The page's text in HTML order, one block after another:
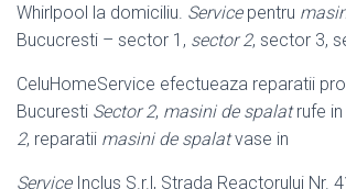
Whirlpool la domiciliu. Servicepentru
Bucucresti – sector 1, sector 2, sector 3,
CeluHomeService efectueaza reparatii
Bucuresti Sector 2, masini de spalatrufe in
2, reparatii masini de spalatvase in
ServiceInclus S.r.l, Strada Reactorului Nr.